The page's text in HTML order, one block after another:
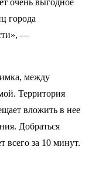
города
—
между
Территория
вложить в нее
Добраться
всего за 10 минут.